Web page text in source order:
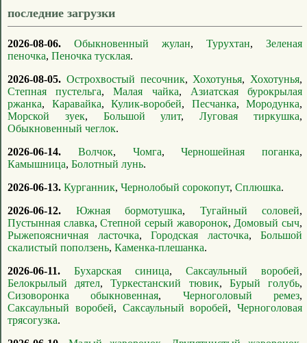
последние загрузки
2026-08-06. Обыкновенный жулан, Турухтан, Зеленая
пеночка, Пеночка тусклая.
2026-08-05. Острохвостый песочник,Хохотунья, Хохотунья,
Степная пустельга,Малая чайка, Азиатская бурокрылая
ржанка, Каравайка, Кулик-воробей, Песчанка, Мородунка,
Морской зуек, Большой улит,Луговая тиркушка,
Обыкновенный чеглок.
2026-06-14.
Волчок, Чомга,Черношейная поганка,
Камышница, Болотный лунь.
2026-06-13. Курганник, Чернолобый сорокопут, Сплюшка.
2026-06-12.
Южная бормотушка, Тугайный соловей,
Пустынная славка,Степной серый жаворонок,Домовый сыч,
Рыжепоясничная ласточка, Городская ласточка, Большой
скалистый поползень, Каменка-плешанка.
2026-06-11.
Бухарская синица, Саксаульный воробей,
Белокрылый дятел,Туркестанский тювик, Бурый голубь,
Сизоворонка обыкновенная, Черноголовый ремез,
Саксаульный воробей, Саксаульный воробей, Черноголовая
трясогузка.